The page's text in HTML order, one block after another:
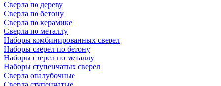
Сверла по дереву
Сверла по бетону
Сверла по керамике
Сверла по металлу
Наборы комбинированных сверел
Наборы сверел по бетону
Наборы сверел по металлу
Наборы ступенчатых сверел
Сверла опалубочные
Сверла ступенчатые